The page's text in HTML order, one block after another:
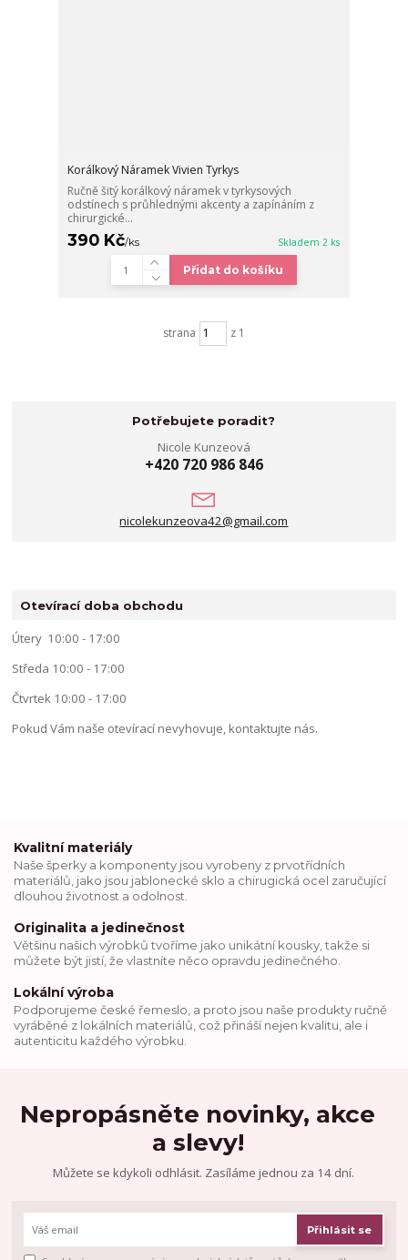
Korálkový Náramek Vivien Tyrkys
Ručně šitý korálkový náramek v tyrkysových
odstínech s průhlednými akcenty a zapínáním z
chirurgické...
390 Kč/ks Skladem 2 ks
Přidat do košíku
strana z 1
Potřebujete poradit?
Nicole Kunzeová
+420 720 986 846
nicolekunzeova42@gmail.com
Otevírací doba obchodu
Útery 10:00 - 17:00
Středa 10:00 - 17:00
Čtvrtek 10:00 - 17:00
Pokud Vám naše otevírací nevyhovuje, kontaktujte nás.
Kvalitní materiály
Naše šperky a komponenty jsou vyrobeny z prvotřídních
materiálů, jako jsou jablonecké sklo a chirugická ocel zaručující
dlouhou životnost a odolnost.
Originalita a jedinečnost
Většinu našich výrobků tvoříme jako unikátní kousky, takže si
můžete být jistí, že vlastníte něco opravdu jedinečného.
Lokální výroba
Podporujeme české řemeslo, a proto jsou naše produkty ručně
vyráběné z lokálních materiálů, což přináší nejen kvalitu, ale i
autenticitu každého výrobku.
Nepropásněte novinky, akce
a slevy!
Můžete se kdykoli odhlásit. Zasíláme jednou za 14 dní.
Přihlásit se